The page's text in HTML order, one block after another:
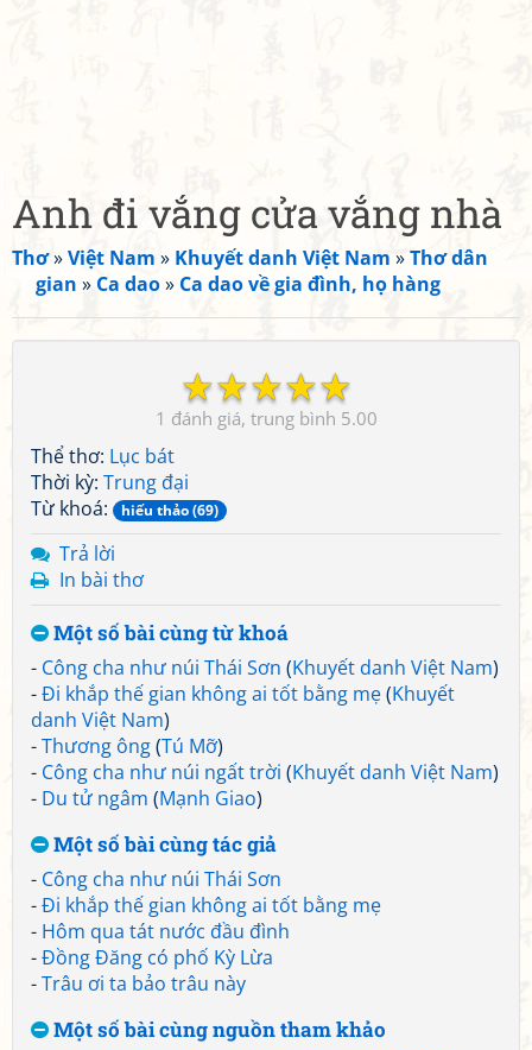
Anh đi vắng cửa vắng nhà
Thơ»Việt Nam » Khuyết danh Việt Nam »Thơ dân
gian » Ca dao» Ca dao về gia đình, họ hàng
☆
☆
☆
☆
☆
1 5.00
Thể thơ: Lục bát
Thời kỳ: Trung đại
Từ khoá:
hiếu thảo (69)
Trả lời
In bài thơ
Một số bài cùng từ khoá
- Công cha như núi Thái Sơn (Khuyết danh Việt Nam)
-Đi khắp thế gian không ai tốt bằng mẹ(Khuyết
danh Việt Nam)
-Thương ông(Tú Mỡ)
- Công cha như núi ngất trời (Khuyết danh Việt Nam)
- Du tử ngâm (Mạnh Giao)
Một số bài cùng tác giả
- Công cha như núi Thái Sơn
-Đi khắp thế gian không ai tốt bằng mẹ
- Hôm qua tát nước đầu đình
-Đồng Đăng có phố Kỳ Lừa
-Trâu ơi ta bảo trâu này
Một số bài cùng nguồn tham khảo